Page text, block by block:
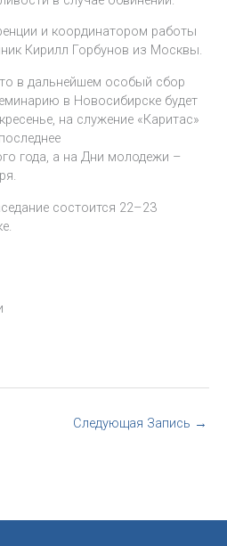
и координатором работы
Кирилл Горбунов из Москвы.
в дальнейшем особый сбор
в Новосибирске будет
на служение «Каритас»
года, а на Дни молодежи –
состоится 22–23
Следующая Запись →